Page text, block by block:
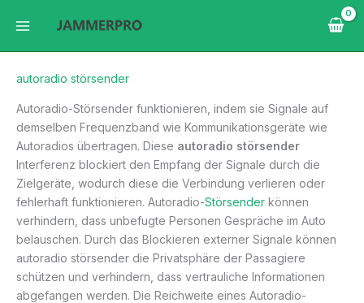
Inhalt
autoradio störsender
Autoradio-Störsender funktionieren, indem sie Signale auf
demselben Frequenzband wie Kommunikationsgeräte wie
Autoradios übertragen. Diese autoradio störsender
Interferenz blockiert den Empfang der Signale durch die
Zielgeräte, wodurch diese die Verbindung verlieren oder
fehlerhaft funktionieren. Autoradio-Störsender können
verhindern, dass unbefugte Personen Gespräche im Auto
belauschen. Durch das Blockieren externer Signale können
autoradio störsender die Privatsphäre der Passagiere
schützen und verhindern, dass vertrauliche Informationen
abgefangen werden. Die Reichweite eines Autoradio-